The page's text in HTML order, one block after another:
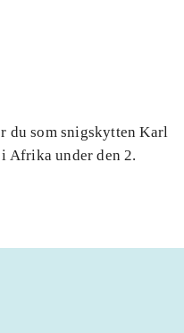
du som snigskytten Karl
Afrika under den 2.